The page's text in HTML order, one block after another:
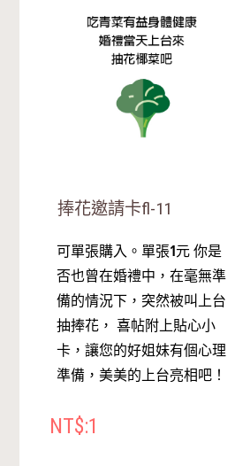
捧花邀請卡fl-11
可單張購入。單張1元 你是
否也曾在婚禮中，在毫無準
備的情況下，突然被叫上台
抽捧花， 喜帖附上貼心小
卡，讓您的好姐妹有個心理
準備，美美的上台亮相吧！
NT$:1